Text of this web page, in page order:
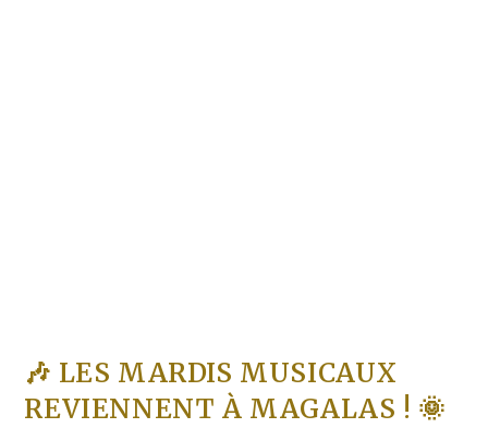
🎶 LES MARDIS MUSICAUX
REVIENNENT À MAGALAS ! 🌞